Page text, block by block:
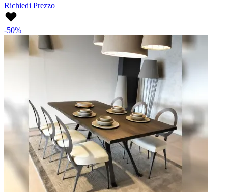
Richiedi Prezzo
-50%